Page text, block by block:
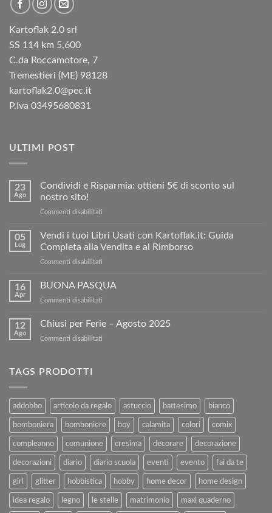
Kartoflak 2.0 srl
SS 114 km 5,600
C.da Roccamotore, 7
Tremestieri (ME) 98128
kartoflak2.0@pec.it
P.Iva 03495680831
ULTIMI POST
23
Ago
Condividi e Risparmia: ottieni 5€ di sconto sul
nostro sito!
Commenti disabilitati
Risparmia:
sconto
05
Lug
Vendi i tuoi Libri Usati con Kartoflak.it: Guida
Completa alla Vendita e al Rimborso
Commenti disabilitati
i
tuoi
con
Rimborso
16
Apr
BUONA PASQUA
Commenti disabilitati
PASQUA
12
Ago
Chiusi per Ferie – Agosto 2025
Commenti disabilitati
2025
TAGS PRODOTTI
addobbo articolo da regalo astuccio battesimo bianco
bomboniera bomboniere boy calamita colori comix
compleanno comunione cresima decorare decorazione
decorazioni diario diario scuola eventi evento fai da te
girl glitter hobbistica hobby home decor home design
idea regalo legno le stelle matrimonio maxi quaderno